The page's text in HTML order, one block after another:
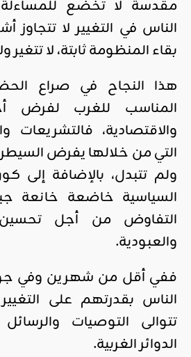
مقدسة لا تخضع
الناس في التغيير لا
بقاء المنظومة ثابتة، لا تتغير
هذا النجاح في صراع
المناسب للغرب لفرض
والاقتصادية، فالتشريعات
التي من خلالها يفرض
ولم تتبدل، بالإضافة إلى
السياسية خاضعة خانعة
التفاوض من أجل
والعبودية.
ففي أقل من شهرين وفي
الناس بقدرتهم على
تتوالى التوصيات
الدوائر الغربية.